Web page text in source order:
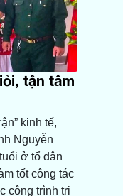
tận tâm
kinh tế,
Nguyễn
ở tổ dân
tốt công tác
công trình tri